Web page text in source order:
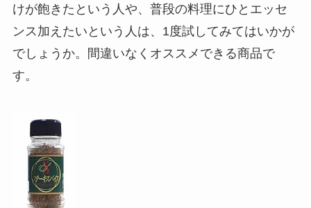
けが飽きたという人や、普段の料理にひとエッセ
ンス加えたいという人は、1度試してみてはいかが
でしょうか。間違いなくオススメできる商品で
す。